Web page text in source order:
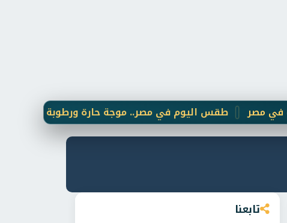
طقس اليوم في مصر.. موجة حارة ورطوبة مرتفعة واضطراب
تابعنا